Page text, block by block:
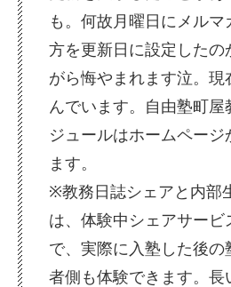
も。何故月曜日にメルマ
方を更新日に設定したの
がら悔やまれます泣。現
んでいます。自由塾町屋
ジュールはホームページ
ます。
※教務日誌シェアと内部
は、体験中シェアサービ
で、実際に入塾した後の
者側も体験できます。長